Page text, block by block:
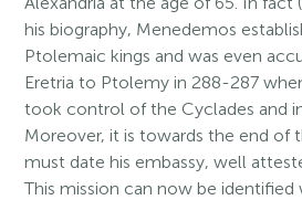
his biography, Menedemos
Ptolemaic kings and was even
Eretria to Ptolemy in 288-287
took control of the Cyclades and
Moreover, it is towards the end of
must date his embassy, well
This mission can now be